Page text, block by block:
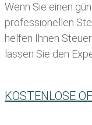
Wenn Sie einen
professionellen
helfen Ihnen
lassen Sie den
KOSTENLOSE